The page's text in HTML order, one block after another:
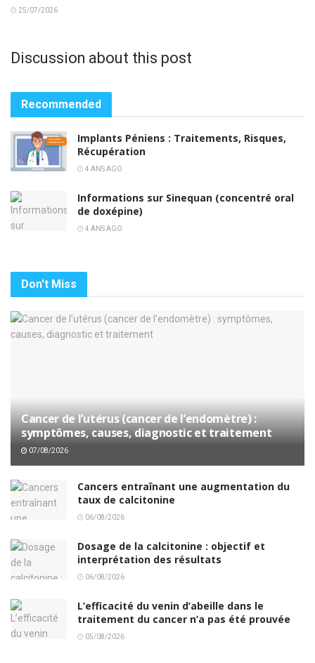
25/07/2026
Discussion about this post
Recommended
Implants Péniens : Traitements, Risques,
Récupération
4 ANS AGO
Informations sur Sinequan (concentré oral
de doxépine)
4 ANS AGO
Don't Miss
Cancer de l’utérus (cancer de l’endomètre) :
symptômes, causes, diagnostic et traitement
07/08/2026
Cancers entraînant une augmentation du
taux de calcitonine
06/08/2026
Dosage de la calcitonine : objectif et
interprétation des résultats
06/08/2026
L’efficacité du venin d’abeille dans le
traitement du cancer n’a pas été prouvée
05/08/2026